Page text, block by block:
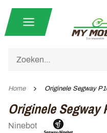
Home Originele Segway
Originele Segway
Ninebot